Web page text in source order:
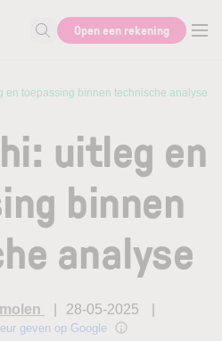
Zoek naar informatie
Open een rekening
en toepassing binnen technische analyse
uitleg en
binnen
analyse
28-05-2025
geven op Google